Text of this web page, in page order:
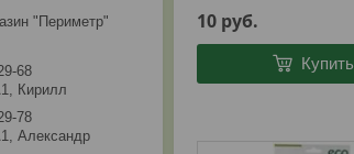
10 руб.
Купить
"Периметр"
68
Кирилл
78
Александр